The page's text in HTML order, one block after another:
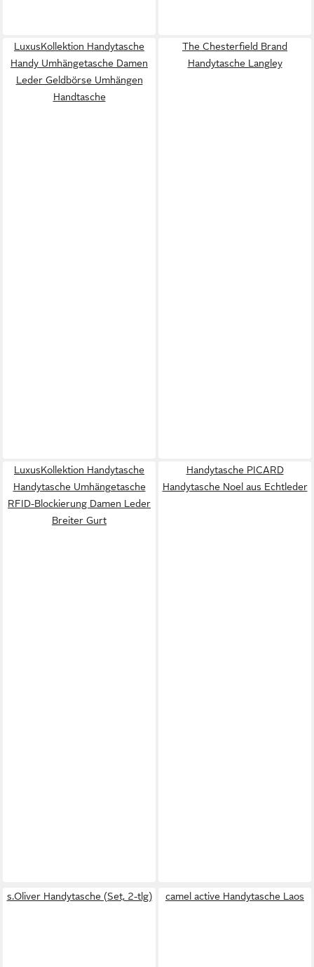
LuxusKollektion Handytasche
Handy Umhängetasche Damen
Leder Geldbörse Umhängen
Handtasche
The Chesterfield Brand
Handytasche Langley
LuxusKollektion Handytasche
Handytasche Umhängetasche
RFID-Blockierung Damen Leder
Breiter Gurt
Handytasche PICARD
Handytasche Noel aus Echtleder
s.Oliver Handytasche (Set, 2-tlg) camel active Handytasche Laos